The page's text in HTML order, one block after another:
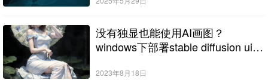
没有独显也能使用AI画图？
windows下部署stable diffusion ui使
2023年8月18日